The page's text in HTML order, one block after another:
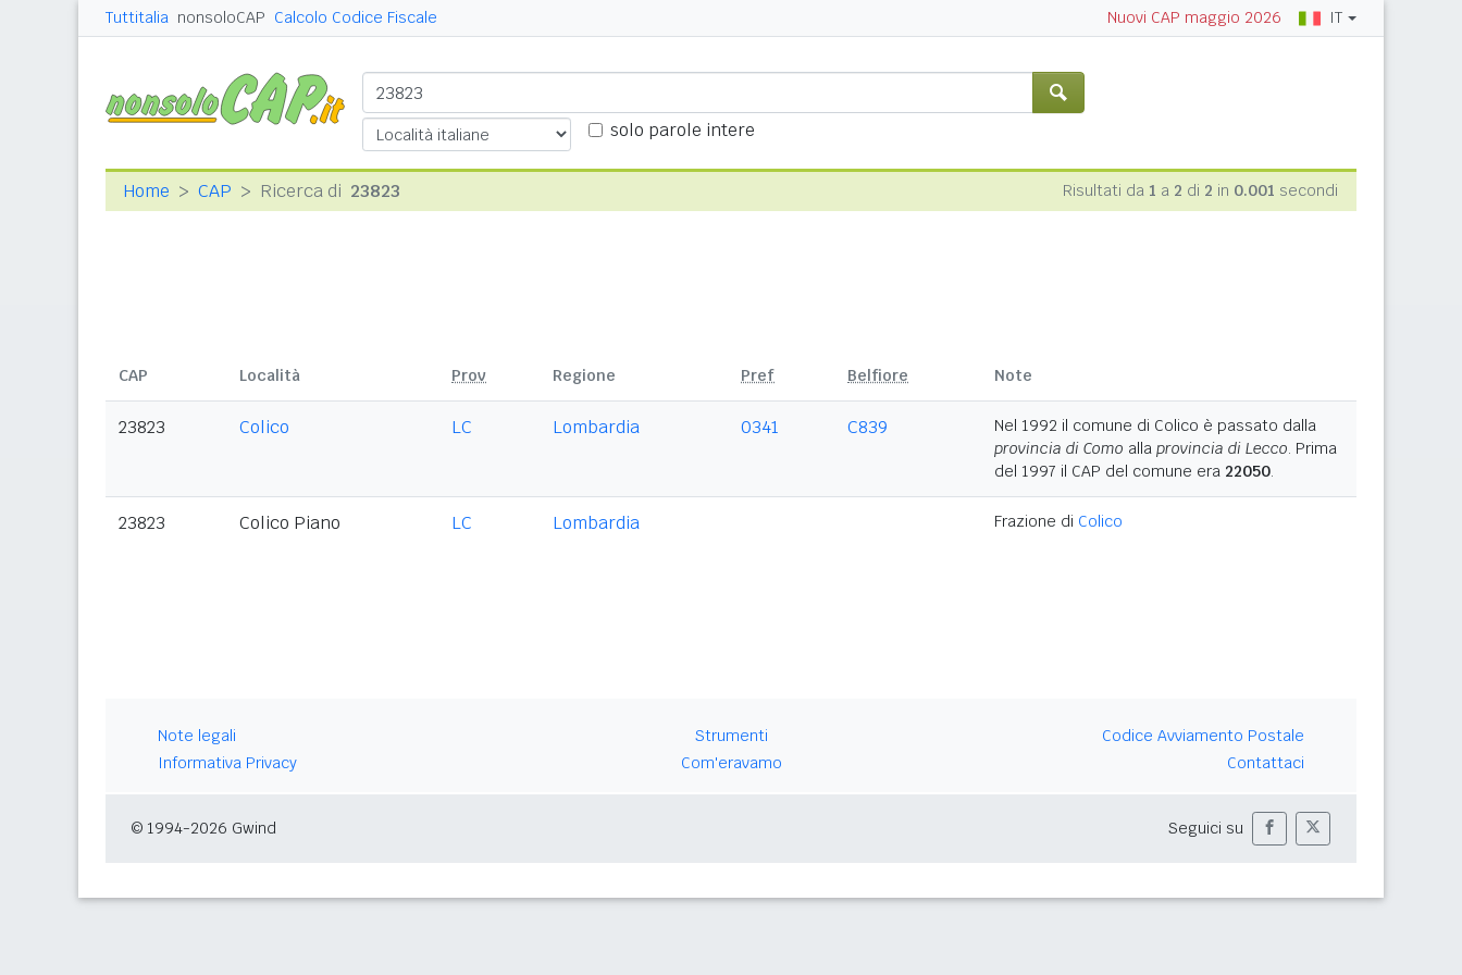
Tuttitalia nonsoloCAP Calcolo Codice Fiscale Nuovi CAP maggio 2026 IT
solo parole intere
Home CAP Ricerca di 23823 Risultati da 1 a 2 di 2 in 0.001 secondi
CAP Località Prov Regione Pref Belfiore Note
23823 Colico LC Lombardia 0341 C839
Nel 1992 il comune di Colico è passato dalla
provincia di Como alla provincia di Lecco. Prima
del 1997 il CAP del comune era 22050.
23823 Colico Piano LC Lombardia Frazione di Colico
Note legali
Informativa Privacy
Strumenti
Com'eravamo
Codice Avviamento Postale
Contattaci
© 1994-2026 Gwind Seguici su